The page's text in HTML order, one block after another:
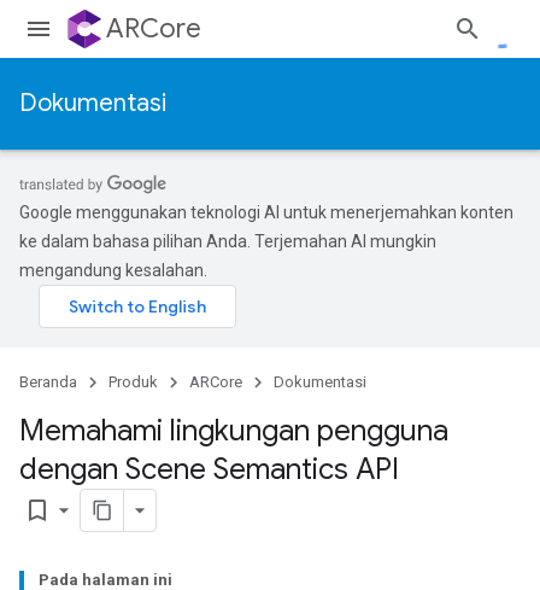
ARCore
Dokumentasi
Google menggunakan teknologi AI untuk menerjemahkan konten
ke dalam bahasa pilihan Anda. Terjemahan AI mungkin
mengandung kesalahan.
Beranda Produk ARCore Dokumentasi
Memahami lingkungan pengguna
dengan Scene Semantics API
bookmark_border
Pada halaman ini